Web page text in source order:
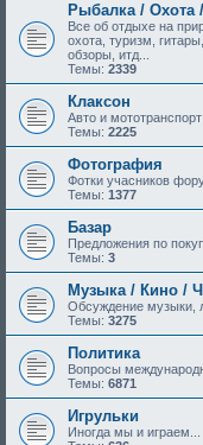
Рыбалка / Охота
Все об отдыхе на
охота, туризм,
обзоры, итд...
Темы: 2339
Клаксон
Авто и
Темы: 2225
Фотография
Фотки учасников
Темы: 1377
Базар
Предложения по
Темы: 3
Музыка / Кино /
Обсуждение музыки,
Темы: 3275
Политика
Вопросы
Темы: 6871
Игрульки
Иногда мы и играем...